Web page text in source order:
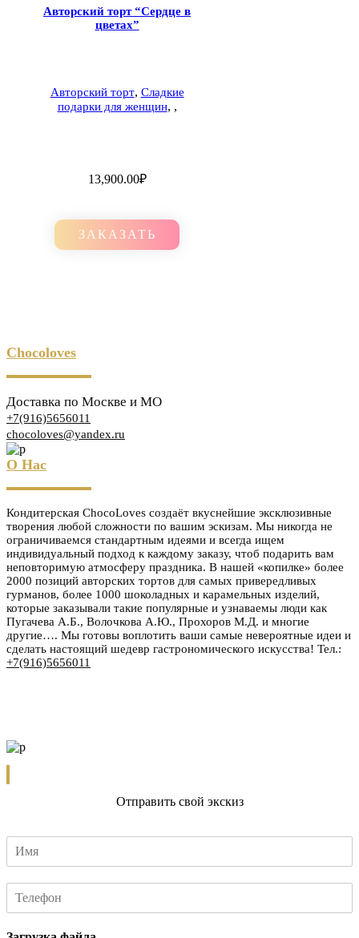
Авторский торт “Сердце в
цветах”
Авторский торт, Сладкие
подарки для женщин, ,
13,900.00₽
ЗАКАЗАТЬ
Chocoloves
Доставка по Москве и МО
+7(916)5656011
chocoloves@yandex.ru
О Нас
Кондитерская ChocoLoves создаёт вкуснейшие эксклюзивные
творения любой сложности по вашим эскизам. Мы никогда не
ограничиваемся стандартным идеями и всегда ищем
индивидуальный подход к каждому заказу, чтоб подарить вам
неповторимую атмосферу праздника. В нашей «копилке» более
2000 позиций авторских тортов для самых привередливых
гурманов, более 1000 шоколадных и карамельных изделий,
которые заказывали такие популярные и узнаваемы люди как
Пугачева А.Б., Волочкова А.Ю., Прохоров М.Д. и многие
другие…. Мы готовы воплотить ваши самые невероятные идеи и
сделать настоящий шедевр гастрономического искусства! Тел.:
+7(916)5656011
Отправить свой экскиз